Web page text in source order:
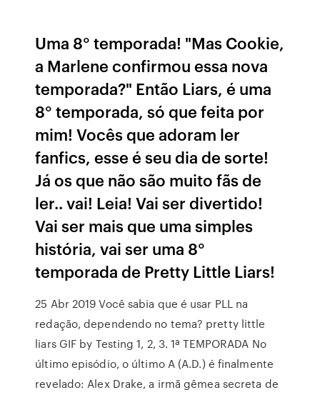
Uma 8° temporada! "Mas Cookie,
a Marlene confirmou essa nova
temporada?" Então Liars, é uma
8° temporada, só que feita por
mim! Vocês que adoram ler
fanfics, esse é seu dia de sorte!
Já os que não são muito fãs de
ler.. vai! Leia! Vai ser divertido!
Vai ser mais que uma simples
história, vai ser uma 8°
temporada de Pretty Little Liars!
25 Abr 2019 Você sabia que é usar PLL na
redação, dependendo no tema? pretty little
liars GIF by Testing 1, 2, 3. 1ª TEMPORADA No
último episódio, o último A (A.D.) é finalmente
revelado: Alex Drake, a irmã gêmea secreta de